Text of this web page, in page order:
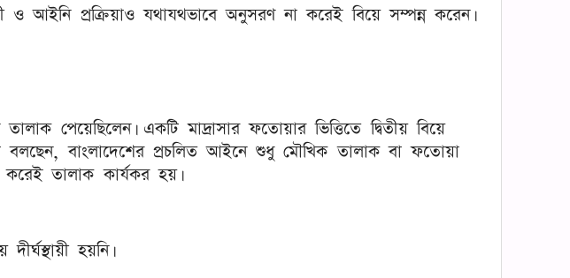
ও আইনি প্রক্রিয়াও যথাযথভাবে অনুসরণ না করেই বিয়ে সম্পন্ন করেন।
পেয়েছিলেন। একটি মাদ্রাসার ফতোয়ার ভিত্তিতে দ্বিতীয় বিয়ে
বলছেন, বাংলাদেশের প্রচলিত আইনে শুধু মৌখিক তালাক বা ফতোয়া
করেই তালাক কার্যকর হয়।
হয়নি।